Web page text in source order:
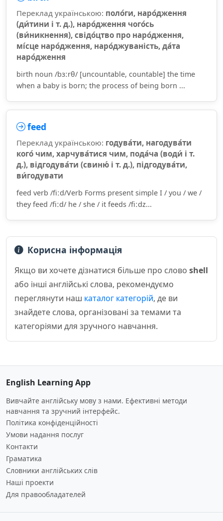
Переклад українською: поло́ги, наро́дження
(ди́тини і т. д.), наро́дження чого́сь
(ви́никнення), свідо́цтво про наро́дження,
мі́сце наро́дження, наро́джуваність, да́та
наро́дження
birth noun /bɜːrθ/ [uncountable, countable] the time
when a baby is born; the process of being born ...
feed
Переклад українською: годува́ти, нагодува́ти
кого́ чим, харчува́тися чим, пода́ча (води́ і т.
д.), відгодува́ти (свиню́ і т. д.), підгодува́ти,
ви́годувати
feed verb /fiːd/Verb Forms present simple I / you / we /
they feed /fiːd/ he / she / it feeds /fiːdz...
Корисна інформація
Якщо ви хочете дізнатися більше про слово shell
або інші англійські слова, рекомендуємо
переглянути наш каталог категорій, де ви
знайдете слова, організовані за темами та
категоріями для зручного навчання.
English Learning App
Вивчайте англійську мову з нами. Ефективні методи
навчання та зручний інтерфейс.
Політика конфіденційності
Умови надання послуг
Контакти
Граматика
Словники англійських слів
Наші проекти
Для правообладателей